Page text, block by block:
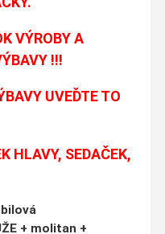
VÝROBY A
!!!
UVEĎTE TO
HLAVY, SEDAČEK,
+ molitan +